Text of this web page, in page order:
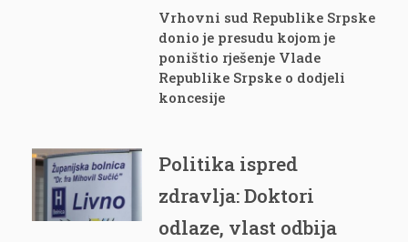
Vrhovni sud Republike Srpske
donio je presudu kojom je
poništio rješenje Vlade
Republike Srpske o dodjeli
koncesije
Politika ispred
zdravlja: Doktori
odlaze, vlast odbija